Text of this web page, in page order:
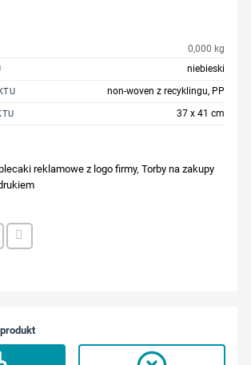
0,000 kg
niebieski
non-woven z recyklingu, PP
37 x 41 cm
reklamowe z logo firmy,Torby na zakupy